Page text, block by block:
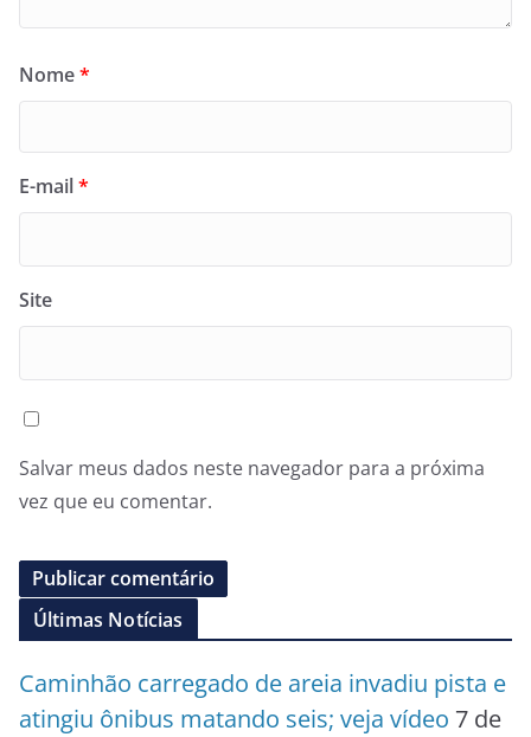
Nome*
E-mail*
Site
Salvar meus dados neste navegador para a próxima
vez que eu comentar.
Últimas Notícias
Caminhão carregado de areia invadiu pista e
atingiu ônibus matando seis; veja vídeo 7 de